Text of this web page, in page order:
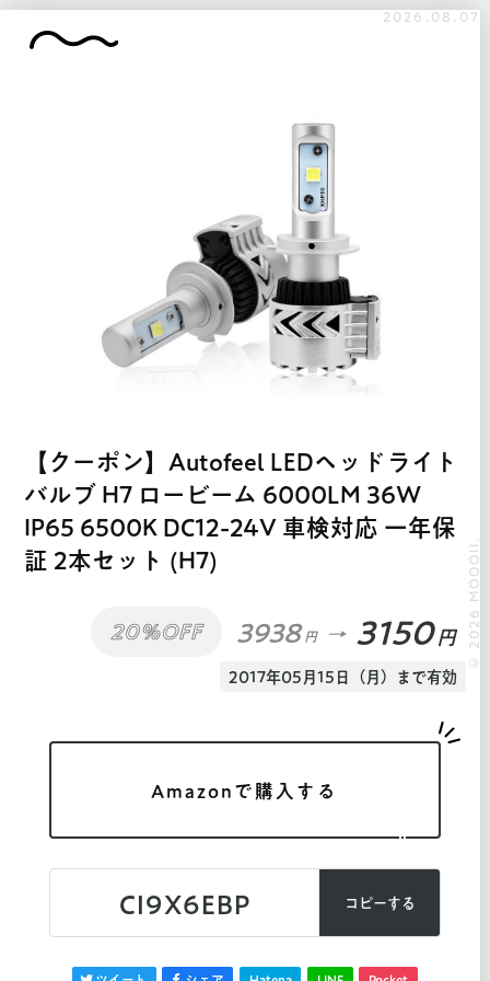
2026.08.07
【クーポン】Autofeel LEDヘッドライト
バルブ H7 ロービーム 6000LM 36W
IP65 6500K DC12-24V 車検対応 一年保
証 2本セット (H7)
20%OFF 3938 円 3150 円
2017年05月15日（月）まで有効
Amazonで購入する
CI9X6EBP コピーする
© 2026 MOOOII.